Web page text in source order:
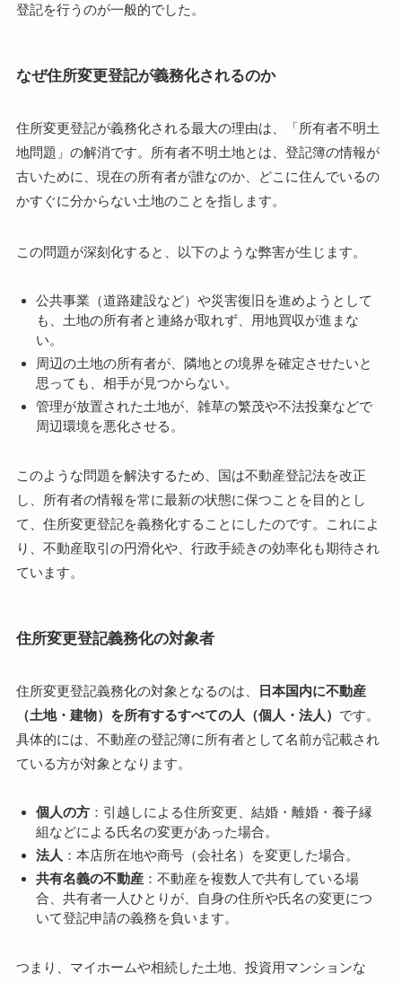
登記を行うのが一般的でした。
なぜ住所変更登記が義務化されるのか
住所変更登記が義務化される最大の理由は、「所有者不明土
地問題」の解消です。所有者不明土地とは、登記簿の情報が
古いために、現在の所有者が誰なのか、どこに住んでいるの
かすぐに分からない土地のことを指します。
この問題が深刻化すると、以下のような弊害が生じます。
公共事業（道路建設など）や災害復旧を進めようとして
も、土地の所有者と連絡が取れず、用地買収が進まな
い。
周辺の土地の所有者が、隣地との境界を確定させたいと
思っても、相手が見つからない。
管理が放置された土地が、雑草の繁茂や不法投棄などで
周辺環境を悪化させる。
このような問題を解決するため、国は不動産登記法を改正
し、所有者の情報を常に最新の状態に保つことを目的とし
て、住所変更登記を義務化することにしたのです。これによ
り、不動産取引の円滑化や、行政手続きの効率化も期待され
ています。
住所変更登記義務化の対象者
住所変更登記義務化の対象となるのは、
日本国内に不動産
（土地・建物）を所有するすべての人（個人・法人） です。
具体的には、不動産の登記簿に所有者として名前が記載され
ている方が対象となります。
個人の方 ：引越しによる住所変更、結婚・離婚・養子縁
組などによる氏名の変更があった場合。
法人 ：本店所在地や商号（会社名）を変更した場合。
共有名義の不動産 ：不動産を複数人で共有している場
合、共有者一人ひとりが、自身の住所や氏名の変更につ
いて登記申請の義務を負います。
つまり、マイホームや相続した土地、投資用マンションな